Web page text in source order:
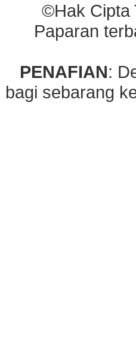
©Hak Cipta
Paparan
PENAFIAN:
bagi sebarang